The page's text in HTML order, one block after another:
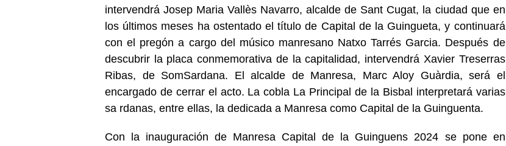
intervendrá Josep Maria Vallès Navarro, alcalde de Sant Cugat, la ciudad que en
los últimos meses ha ostentado el título de Capital de la Guingueta, y continuará
con el pregón a cargo del músico manresano Natxo Tarrés Garcia. Después de
descubrir la placa conmemorativa de la capitalidad, intervendrá Xavier Treserras
Ribas, de SomSardana. El alcalde de Manresa, Marc Aloy Guàrdia, será el
encargado de cerrar el acto. La cobla La Principal de la Bisbal interpretará varias
sa rdanas, entre ellas, la dedicada a Manresa como Capital de la Guinguenta.
Con la inauguración de Manresa Capital de la Guinguens 2024 se pone en